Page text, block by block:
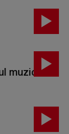
muzical de